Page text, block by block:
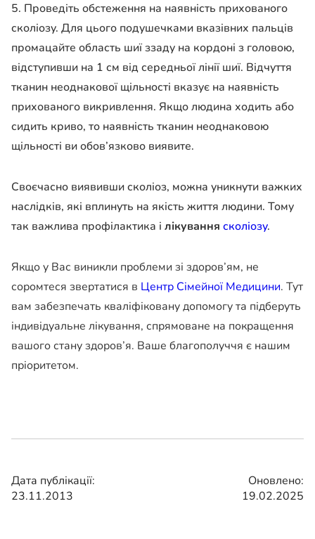
5. Проведіть обстеження на наявність прихованого
сколіозу. Для цього подушечками вказівних пальців
промацайте область шиї ззаду на кордоні з головою,
відступивши на 1 см від середньої лінії шиї. Відчуття
тканин неоднакової щільності вказує на наявність
прихованого викривлення. Якщо людина ходить або
сидить криво, то наявність тканин неоднаковою
щільності ви обов’язково виявите.
Своєчасно виявивши сколіоз, можна уникнути важких
наслідків, які вплинуть на якість життя людини. Тому
так важлива профілактика і лікування сколіозу.
Якщо у Вас виникли проблеми зі здоров’ям, не
соромтеся звертатися в Центр Сімейної Медицини. Тут
вам забезпечать кваліфіковану допомогу та підберуть
індивідуальне лікування, спрямоване на покращення
вашого стану здоров’я. Ваше благополуччя є нашим
пріоритетом.
Дата публікації:
23.11.2013
Оновлено:
19.02.2025